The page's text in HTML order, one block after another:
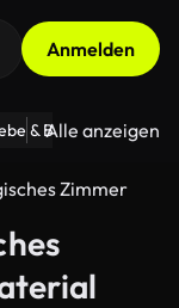
Anmelden
& Beziehungen
Alle anzeigen
Zimmer